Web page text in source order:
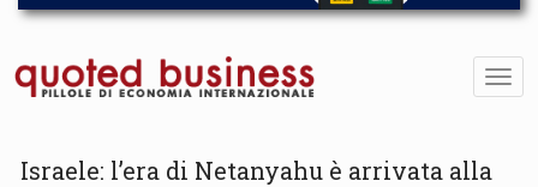
Israele: l’era di Netanyahu è arrivata alla